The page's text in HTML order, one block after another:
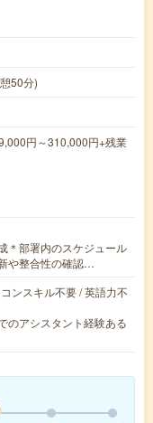
50分)
円～310,000円+残業
＊部署内のスケジュール
や整合性の確認…
ンスキル不要 / 英語力不
のアシスタント経験ある